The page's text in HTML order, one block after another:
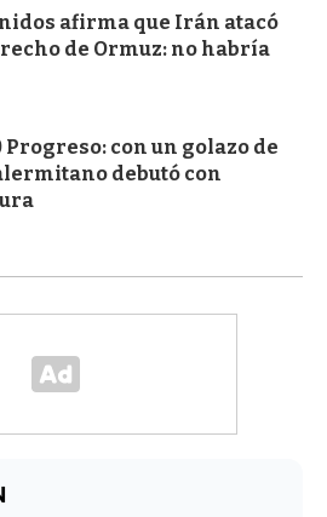
afirma que Irán atacó
de Ormuz: no habría
Progreso: con un golazo de
debutó con